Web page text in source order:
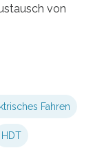
von
Fahren
HDT